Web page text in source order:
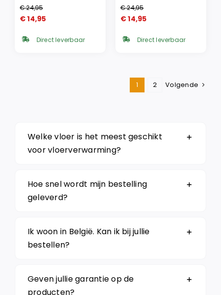
€24,95
Oorspronkelijke
was:
€14,95
Huidige
is: Direct leverbaar
€24,95
Oorspronkelijke
was:
€14,95
Huidige
is: Direct leverbaar
1 2 Volgende
Welke vloer is het meest geschikt
voor vloerverwarming?
Hoe snel wordt mijn bestelling
geleverd?
Ik woon in België. Kan ik bij jullie
bestellen?
Geven jullie garantie op de
producten?